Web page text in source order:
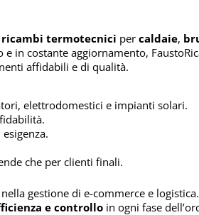
ricambi termotecnici per caldaie,
e in costante aggiornamento,
affidabili e di qualità.
elettrodomestici e impianti solari.
che per clienti finali.
gestione di e-commerce e logistica.
e controllo in ogni fase